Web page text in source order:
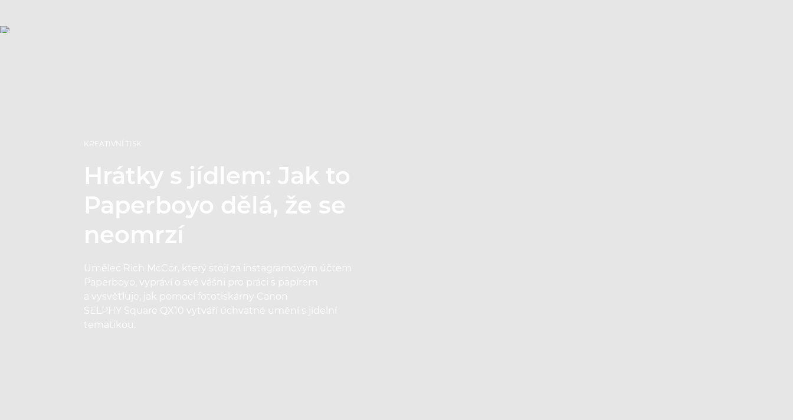
KREATIVNÍ TISK
Hrátky s jídlem: Jak to
Paperboyo dělá, že se
neomrzí
Umělec Rich McCor, který stojí za instagramovým účtem
Paperboyo, vypráví o své vášni pro práci s papírem
a vysvětluje, jak pomocí fototiskárny Canon
SELPHY Square QX10 vytváří úchvatné umění s jídelní
tematikou.